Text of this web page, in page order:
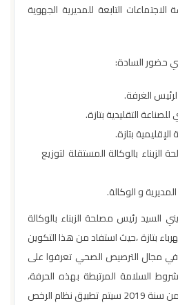
التابعة للمديرية الجهوية
حضور السادة:
لرئيس الغرفة.
التقليدية بتازة.
بتازة.
بالوكالة المستقلة لتوزيع
و الوكالة.
السيد رئيس مصلحة الزبناء بالوكالة
بتازة ،حيث استفاد من هذا التكوين
في مجال الترصيص الصحي تعرفوا على
السلامة المرتبطة بهذه الحرفة،
كما تم إخبارهم أنه و ابتداء من سنة 2019 سيتم تطبيق نظام الرخص